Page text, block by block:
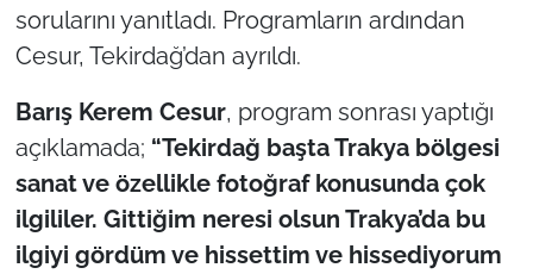
sorularını yanıtladı. Programların ardından
Cesur, Tekirdağ’dan ayrıldı.
Barış Kerem Cesur, program sonrası yaptığı
açıklamada; “Tekirdağ başta Trakya bölgesi
sanat ve özellikle fotoğraf konusunda çok
ilgililer. Gittiğim neresi olsun Trakya’da bu
ilgiyi gördüm ve hissettim ve hissediyorum
Bilim Teknoloji
Canlı Maç
Genel-A